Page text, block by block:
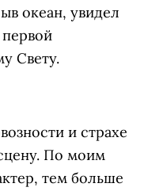
океан, увидел
Свету.
и страхе
По моим
тем больше